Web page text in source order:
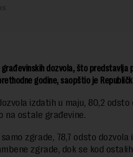
dozvola, što predstavlja
godine, saopštio je
izdatih u maju, 80,2 odsto
na ostale građevine.
zgrade, 78,7 odsto
zgrade, dok se kod